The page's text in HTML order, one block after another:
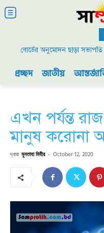
বোর্ডের অনুমোদন ছাড়া সভাপতি
প্রচ্ছদ জাতীয়
এখন পর্যন্ত
মানুষ করোনা
দ্বারা মুনতাহা মিহীর - October 12, 2020